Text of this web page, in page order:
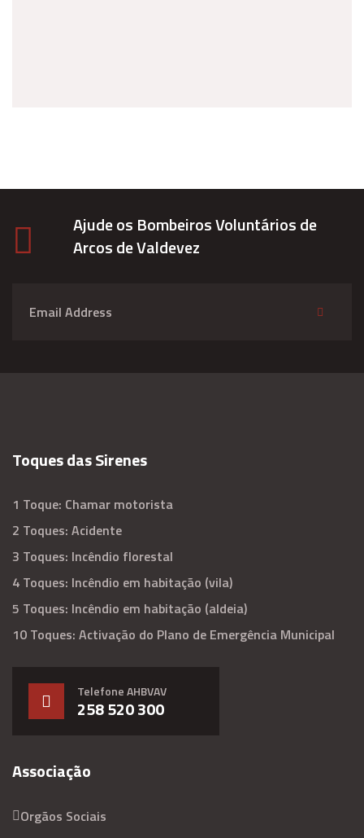
Ajude os Bombeiros Voluntários de
Arcos de Valdevez
Toques das Sirenes
1 Toque: Chamar motorista
2 Toques: Acidente
3 Toques: Incêndio florestal
4 Toques: Incêndio em habitação (vila)
5 Toques: Incêndio em habitação (aldeia)
10 Toques: Activação do Plano de Emergência Municipal
Telefone AHBVAV
258 520 300
Associação
Orgãos Sociais